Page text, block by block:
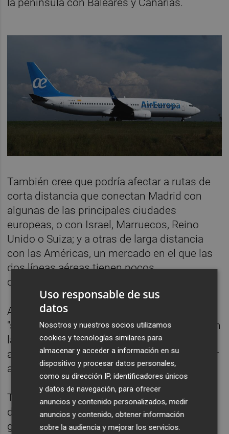
la península con Baleares y Canarias.
También cree que podría afectar a rutas de
corta distancia que conectan Madrid con
algunas de las principales ciudades
europeas, o con Israel, Marruecos, Reino
Unido o Suiza; y a otras de larga distancia
con las Américas, un mercado en el que las
dos líneas aéreas tienen pocos
competidores con conexión sin escalas.
Además, la Comisión quiere analizar si la
"sólida" cartera de franjas horarias que tienen
las dos compañías, sobre todo en el
aeropuerto de Madrid-Barajas, podría afectar
a sus competidores.
Tras un intento anterior de obtener luz verde
de las autoridades europeas a la compra, el
grupo IAG -que además de Iberia, engloba a
Uso responsable de sus
datos
Nosotros y nuestros socios utilizamos
cookies y tecnologías similares para
almacenar y acceder a información en su
dispositivo y procesar datos personales,
como su dirección IP, identificadores únicos
y datos de navegación, para ofrecer
anuncios y contenido personalizados, medir
anuncios y contenido, obtener información
sobre la audiencia y mejorar los servicios.